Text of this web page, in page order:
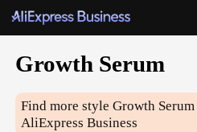
Growth Serum
Find more styleGrowth Serum
AliExpress Business